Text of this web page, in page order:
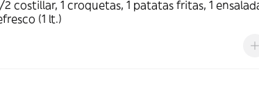
2 costillar, 1 croquetas, 1 patatas fritas, 1
(1 lt.)